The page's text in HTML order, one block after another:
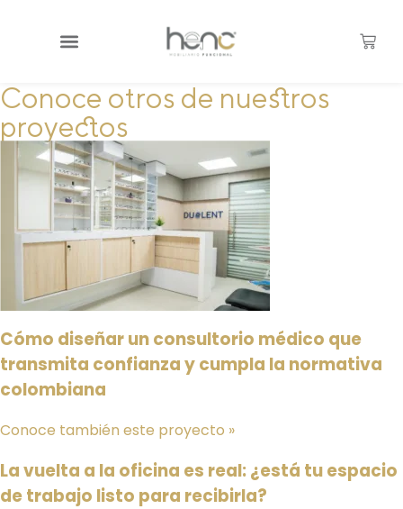
Conoce otros de nuestros
proyectos
Cómo diseñar un consultorio médico que
transmita confianza y cumpla la normativa
colombiana
Conoce también este proyecto »
La vuelta a la oficina es real: ¿está tu espacio
de trabajo listo para recibirla?